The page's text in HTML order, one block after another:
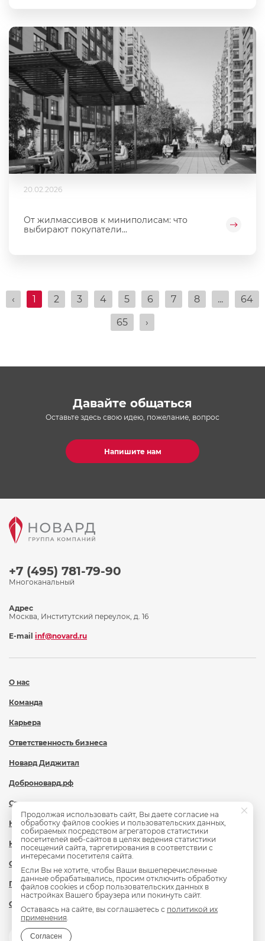
20.02.2026
От жилмассивов к миниполисам: что
выбирают покупатели...
‹ 1 2 3 4 5 6 7 8 ... 64
65 ›
Давайте общаться
Оставьте здесь свою идею, пожелание, вопрос
Напишите нам
+7 (495) 781-79-90
Многоканальный
О нас
Команда
Карьера
Ответственность бизнеса
Новард Диджитал
Доброновард.рф
Статьи
Новости
Контакты
Охрана труда
Политика обработки персональных данных
Сведения об образовательной организации
Адрес
Москва, Институтский переулок, д. 16
E-mail inf@novard.ru
Продолжая использовать сайт, Вы даете согласие на
обработку файлов cookies и пользовательских данных,
собираемых посредством агрегаторов статистики
посетителей веб-сайтов в целях ведения статистики
посещений сайта, таргетирования в соответствии с
интересами посетителя сайта.
Если Вы не хотите, чтобы Ваши вышеперечисленные
данные обрабатывались, просим отключить обработку
файлов cookies и сбор пользовательских данных в
настройках Вашего браузера или покинуть сайт.
Оставаясь на сайте, вы соглашаетесь с политикой их
применения.
Согласен